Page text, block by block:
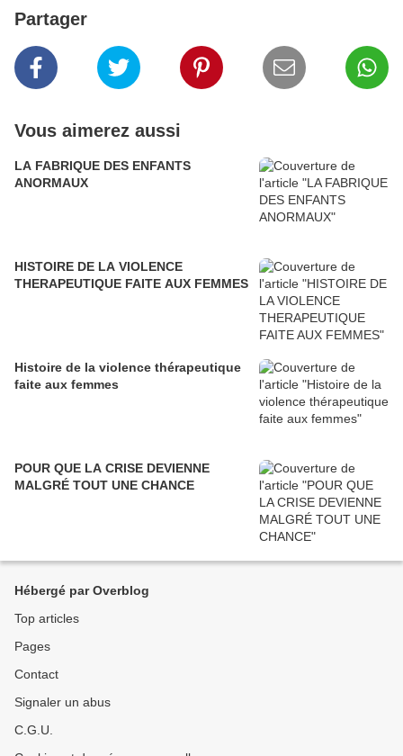
Partager
Vous aimerez aussi
LA FABRIQUE DES ENFANTS
ANORMAUX
HISTOIRE DE LA VIOLENCE
THERAPEUTIQUE FAITE AUX FEMMES
Histoire de la violence thérapeutique
faite aux femmes
POUR QUE LA CRISE DEVIENNE
MALGRÉ TOUT UNE CHANCE
Hébergé par Overblog
Top articles
Pages
Contact
Signaler un abus
C.G.U.